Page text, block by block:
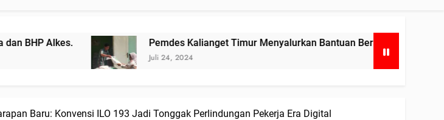
Pemdes Kalianget Timur Menyalurkan Bantuan Beras Bapang (Bantuan Pangan) ke
Baru: Konvensi ILO 193 Jadi Tonggak Perlindungan Pekerja Era Digital